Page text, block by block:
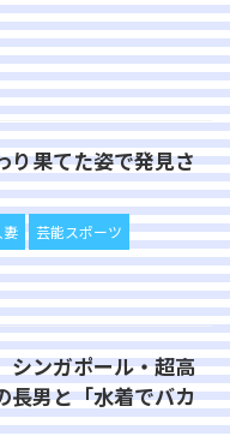
り果てた姿で発見さ
妻 芸能スポーツ
シンガポール・超高
長男と「水着でバカ